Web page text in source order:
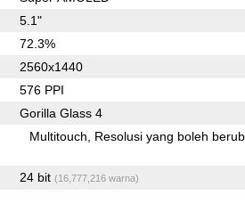
5.1"
72.3%
2560x1440
576 PPI
Gorilla Glass 4
Multitouch Resolusi yang boleh
24 bit (16,777,216 warna)